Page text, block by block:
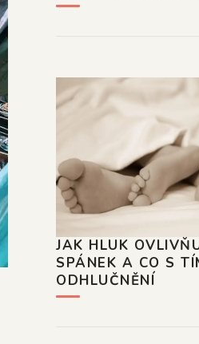
JAK HLUK
SPÁNEK A CO S
ODHLUČNĚNÍ